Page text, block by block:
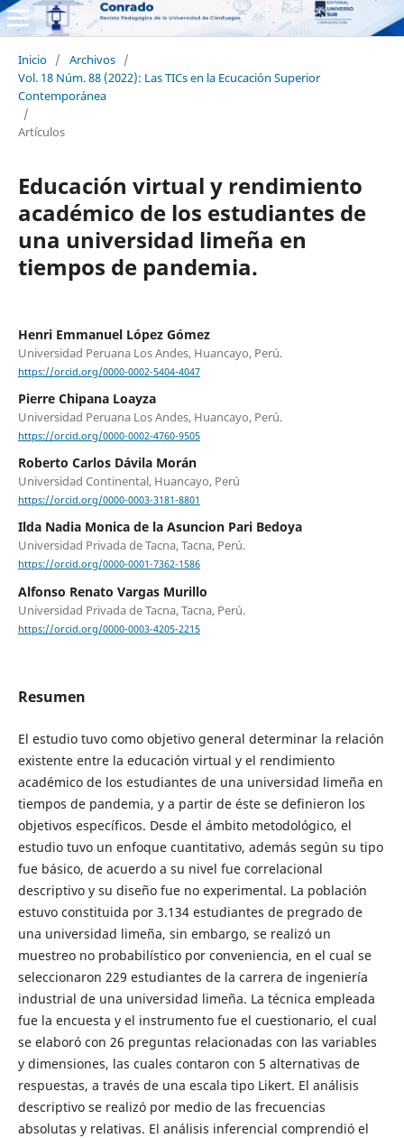
Inicio / Archivos /
Vol. 18 Núm. 88 (2022): Las TICs en la Ecucación Superior
Contemporánea
/
Artículos
Educación virtual y rendimiento
académico de los estudiantes de
una universidad limeña en
tiempos de pandemia.
Henri Emmanuel López Gómez
Universidad Peruana Los Andes, Huancayo, Perú.
https://orcid.org/0000-0002-5404-4047
Pierre Chipana Loayza
Universidad Peruana Los Andes, Huancayo, Perú.
https://orcid.org/0000-0002-4760-9505
Roberto Carlos Dávila Morán
Universidad Continental, Huancayo, Perú
https://orcid.org/0000-0003-3181-8801
Ilda Nadia Monica de la Asuncion Pari Bedoya
Universidad Privada de Tacna, Tacna, Perú.
https://orcid.org/0000-0001-7362-1586
Alfonso Renato Vargas Murillo
Universidad Privada de Tacna, Tacna, Perú.
https://orcid.org/0000-0003-4205-2215
Resumen
El estudio tuvo como objetivo general determinar la relación
existente entre la educación virtual y el rendimiento
académico de los estudiantes de una universidad limeña en
tiempos de pandemia, y a partir de éste se definieron los
objetivos específicos. Desde el ámbito metodológico, el
estudio tuvo un enfoque cuantitativo, además según su tipo
fue básico, de acuerdo a su nivel fue correlacional
descriptivo y su diseño fue no experimental. La población
estuvo constituida por 3.134 estudiantes de pregrado de
una universidad limeña, sin embargo, se realizó un
muestreo no probabilístico por conveniencia, en el cual se
seleccionaron 229 estudiantes de la carrera de ingeniería
industrial de una universidad limeña. La técnica empleada
fue la encuesta y el instrumento fue el cuestionario, el cual
se elaboró con 26 preguntas relacionadas con las variables
y dimensiones, las cuales contaron con 5 alternativas de
respuestas, a través de una escala tipo Likert. El análisis
descriptivo se realizó por medio de las frecuencias
absolutas y relativas. El análisis inferencial comprendió el